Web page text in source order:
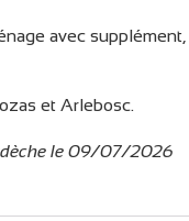
avec
et Arlebosc.
le 09/07/2026